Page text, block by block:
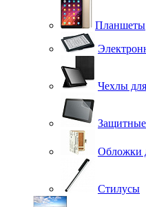
Планшеты
Чехлы
Обложки
Стилусы